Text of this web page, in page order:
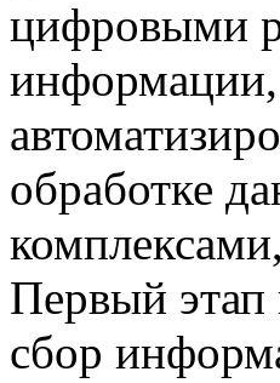
цифровыми
обработке
Первый этап
сбор